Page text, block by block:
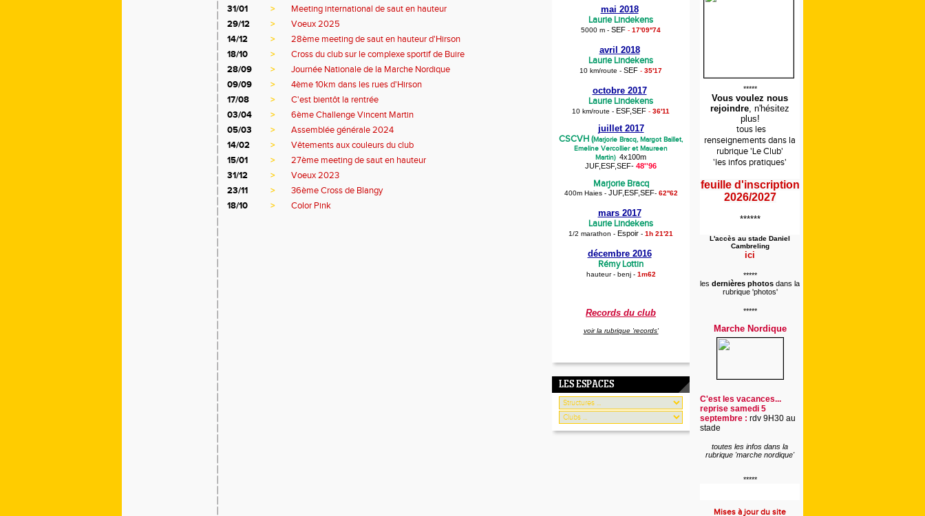
31/01
>
Meeting international de saut en hauteur
29/12
>
Voeux 2025
14/12
>
28ème meeting de saut en hauteur d'Hirson
18/10
>
Cross du club sur le complexe sportif de Buire
28/09
>
Journée Nationale de la Marche Nordique
09/09
>
4ème 10km dans les rues d'Hirson
17/08
>
C'est bientôt la rentrée
03/04
>
6ème Challenge Vincent Martin
05/03
>
Assemblée générale 2024
14/02
>
Vêtements aux couleurs du club
15/01
>
27ème meeting de saut en hauteur
31/12
>
Voeux 2023
23/11
>
36ème Cross de Blangy
18/10
> Color Pink
mai 2018
Laurie Lindekens
5000 m - SEF - 17'09''74
avril 2018
Laurie Lindekens
10 km/route - SEF - 35'17
octobre 2017
Laurie Lindekens
10 km/route - ESF,SEF - 36'11
juillet 2017
CSCVH (Marjorie Bracq, Margot Baillet,
Emeline Vercollier et Maureen
Martin) 4x100m
JUF,ESF,SEF- 48''96
Marjorie Bracq
400m Haies - JUF,ESF,SEF- 62''62
mars 2017
Laurie Lindekens
1/2 marathon - Espoir - 1h 21'21
décembre 2016
Rémy Lottin
hauteur - benj - 1m62
Records du club
voir la rubrique 'records'
LES ESPACES
*****
Vous voulez nous
rejoindre, n'hésitez
plus!
tous les
renseignementsdans la
rubrique 'Le Club'
'les infos pratiques'
feuille d'inscription
2026/2027
******
L'accès au stade Daniel
Cambreling
ici
*****
les dernières photos dans la
rubrique 'photos'
*****
Marche Nordique
C'est les vacances...
reprise samedi 5
septembre : rdv 9H30 au
stade
toutes les infos dans la
rubrique 'marche nordique'
*****
Mises à jour du site